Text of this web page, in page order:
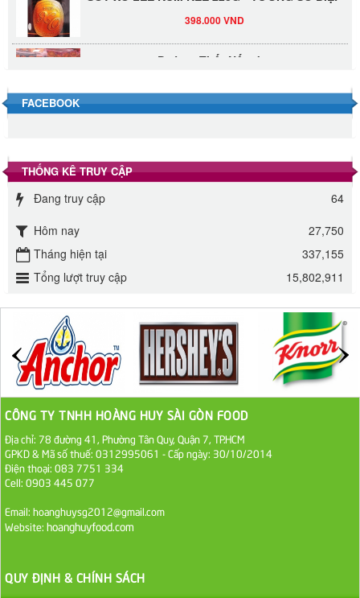
398.000 VND
Đường Thốt Nốt 1kg
Đường phèn hạt Long An 500g
Đường phèn Long An bao 10kg
Đường mía thiên nhiên Biên Hòa gói 1kg
ĐƯỜNG SẠCH CÔ BA BIÊN HÒA 1KG
27.000 VND
Đường cát trắng An Khê bao 50kg
1.100.000 VND
Sa Tế Tôm Cholimex PET Hũ 450g
36.000 VND
Ớt Sa Tế Cholimex Hũ Thuỷ Tinh 150g
FACEBOOK
THỐNG KÊ TRUY CẬP
Đang truy cập
64
Hôm nay
27,750
Tháng hiện tại
337,155
Tổng lượt truy cập
15,802,911
CÔNG TY TNHH HOÀNG HUY SÀI GÒN FOOD
Địa chỉ: 78 đường 41, Phường Tân Quy, Quận 7, TP.HCM
GPKD & Mã số thuế: 0312995061 - Cấp ngày: 30/10/2014
Điện thoại: 083 7751 334
Cell: 0903 445 077
Email: hoanghuysg2012@gmail.com
Website: hoanghuyfood.com
QUY ĐỊNH & CHÍNH SÁCH